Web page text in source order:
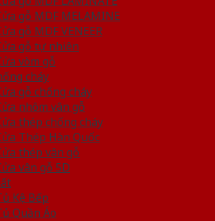
gỗ MDF MELAMINE
gỗ MDF VENEER
gỗ tự nhiên
vòm gỗ
cháy
gỗ chống cháy
nhôm vân gỗ
thép chống cháy
Thép Hàn Quốc
thép vân gỗ
vân gỗ 5D
Kệ Bếp
Quần Áo